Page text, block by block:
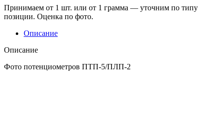
Принимаем от 1 шт. или от 1 грамма — уточним по типу
позиции. Оценка по фото.
Описание
Описание
Фото потенциометров ПТП-5/ПЛП-2